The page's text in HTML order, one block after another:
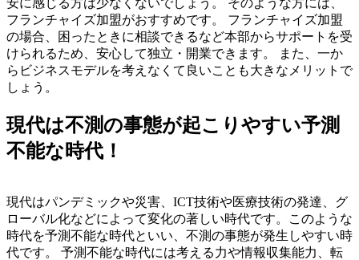
安に感じる方は少なくないでしょう。 そのような方には、
フランチャイズ加盟がおすすめです。 フランチャイズ加盟
の場合、困ったときに相談できるなど本部からサポートを受
けられるため、安心して独立・開業できます。
また、一か
らビジネスモデルを考えなくて良いことも大きなメリットで
しょう。
現代は不測の事態が起こりやすい予測
不能な時代！
現代はパンデミックや災害、ICT技術や医療技術の発達、グ
ローバル化などによって変化の著しい時代です。このような
時代を予測不能な時代といい、不測の事態が発生しやすい時
代です。 予測不能な時代には考える力や情報収集能力、転